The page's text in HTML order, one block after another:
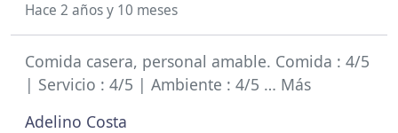
Hace 2 años y 10 meses
Comida casera, personal amable. Comida : 4/5
| Servicio : 4/5 | Ambiente : 4/5 … Más
Adelino Costa